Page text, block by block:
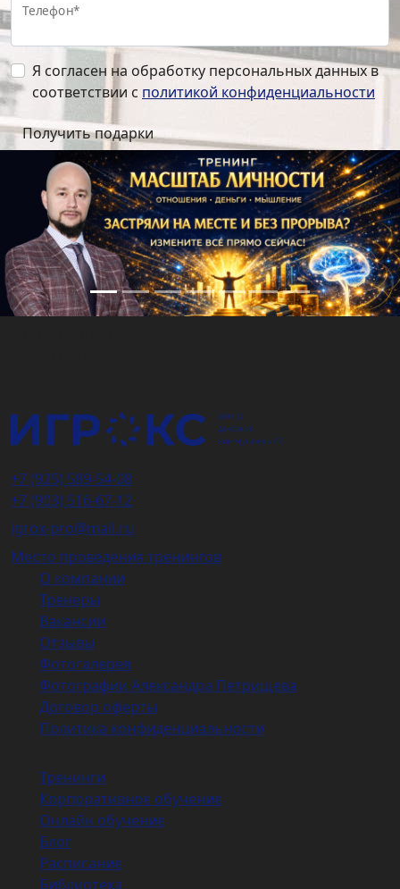
Телефон*
Я согласен на обработку персональных данных в
соответствии с политикой конфиденциальности
+7 (925) 589-54-08
+7 (903) 516-67-12
igrox-pro@mail.ru
Место проведения тренингов
О компании
Тренеры
Вакансии
Отзывы
Фотогалерея
Фотографии Александра Петрищева
Договор оферты
Политика конфиденциальности
Тренинги
Корпоративное обучение
Онлайн обучение
Блог
Расписание
Библиотека